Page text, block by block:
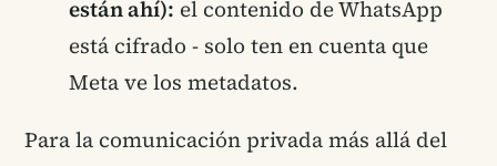
están ahí): el contenido de WhatsApp
está cifrado - solo ten en cuenta que
Meta ve los metadatos.
Para la comunicación privada más allá del